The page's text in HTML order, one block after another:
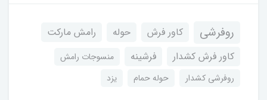
روفرشی کاور فرش حوله
رامش مارکت
کاور فرش کشدار
فرشینه
منسوجات رامش
روفرشی کشدار
حوله حمام یزد